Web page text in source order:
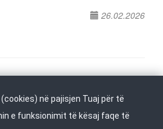
26.02.2026
Na ndiqni në
në pajisjen Tuaj për të
e funksionimit të kësaj faqe të